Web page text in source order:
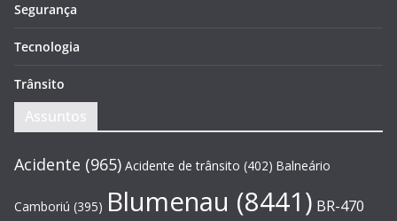
Segurança
Tecnologia
Trânsito
Assuntos
Acidente (965) Acidente de trânsito (402) Balneário
Camboriú (395) Blumenau (8441) BR-470